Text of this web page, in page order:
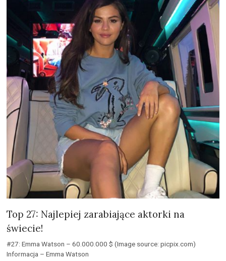
Top 27: Najlepiej zarabiające aktorki na
świecie!
#27: Emma Watson – 60.000.000 $ (Image source: picpix.com)
Informacja – Emma Watson